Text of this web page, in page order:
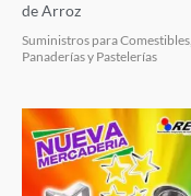
de Arroz
Suministros para Comestibles,
Panaderías y Pastelerías